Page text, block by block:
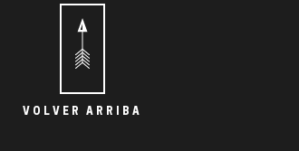
VOLVER ARRIBA